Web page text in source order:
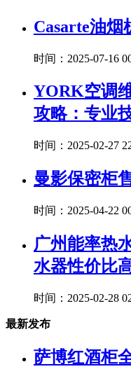
Casarte油烟
时间：2025-07-16
YORK空调
攻略：专业
时间：2025-02-27
曼影保密柜
时间：2025-04-22
广州能率热
水器性价比
时间：2025-02-28
最新发布
萨博红酒柜